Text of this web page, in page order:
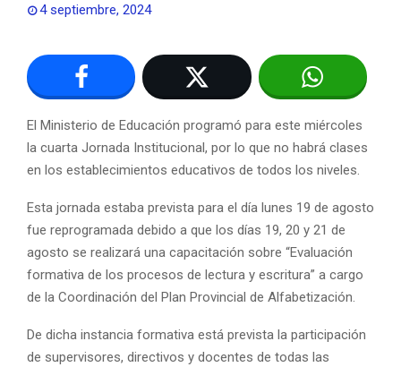
4 septiembre, 2024
El Ministerio de Educación programó para este miércoles
la cuarta Jornada Institucional, por lo que no habrá clases
en los establecimientos educativos de todos los niveles.
Esta jornada estaba prevista para el día lunes 19 de agosto
fue reprogramada debido a que los días 19, 20 y 21 de
agosto se realizará una capacitación sobre “Evaluación
formativa de los procesos de lectura y escritura” a cargo
de la Coordinación del Plan Provincial de Alfabetización.
De dicha instancia formativa está prevista la participación
de supervisores, directivos y docentes de todas las